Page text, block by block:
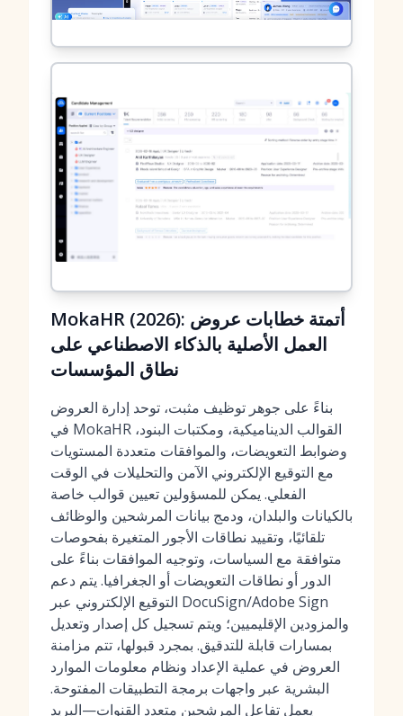
MokaHR (2026): أتمتة خطابات عروض
العمل الأصلية بالذكاء الاصطناعي على
نطاق المؤسسات
بناءً على جوهر توظيف مثبت، توحد إدارة العروض
في MokaHR القوالب الديناميكية، ومكتبات البنود،
وضوابط التعويضات، والموافقات متعددة المستويات
مع التوقيع الإلكتروني الآمن والتحليلات في الوقت
الفعلي. يمكن للمسؤولين تعيين قوالب خاصة
بالكيانات والبلدان، ودمج بيانات المرشحين والوظائف
تلقائيًا، وتقييد نطاقات الأجور المتغيرة بفحوصات
متوافقة مع السياسات، وتوجيه الموافقات بناءً على
الدور أو نطاقات التعويضات أو الجغرافيا. يتم دعم
التوقيع الإلكتروني عبر DocuSign/Adobe Sign
والمزودين الإقليميين؛ ويتم تسجيل كل إصدار وتعديل
بمسارات قابلة للتدقيق. بمجرد قبولها، تتم مزامنة
العروض في عملية الإعداد ونظام معلومات الموارد
البشرية عبر واجهات برمجة التطبيقات المفتوحة.
يعمل تفاعل المرشحين متعدد القنوات—البريد